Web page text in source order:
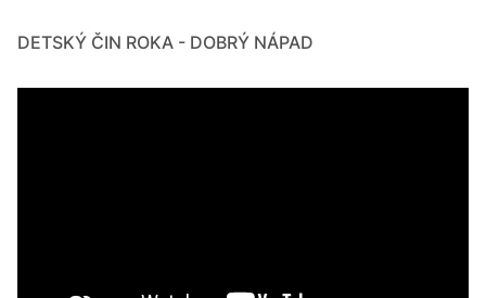
DETSKÝ ČIN ROKA - DOBRÝ NÁPAD